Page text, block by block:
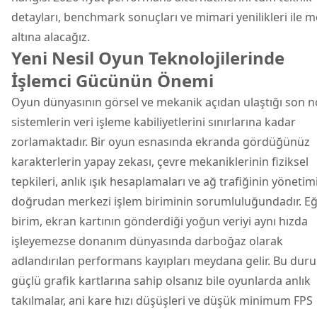
detayları, benchmark sonuçları ve mimari yenilikleri ile
altına alacağız.
Yeni Nesil Oyun Teknolojilerinde
İşlemci Gücünün Önemi
Oyun dünyasının görsel ve mekanik açıdan ulaştığı son
sistemlerin veri işleme kabiliyetlerini sınırlarına kadar
zorlamaktadır. Bir oyun esnasında ekranda gördüğünüz
karakterlerin yapay zekası, çevre mekaniklerinin fiziksel
tepkileri, anlık ışık hesaplamaları ve ağ trafiğinin
doğrudan merkezi işlem biriminin sorumluluğundadır.
birim, ekran kartının gönderdiği yoğun veriyi aynı hızda
işleyemezse donanım dünyasında darboğaz olarak
adlandırılan performans kayıpları meydana gelir. Bu
güçlü grafik kartlarına sahip olsanız bile oyunlarda anlık
takılmalar, ani kare hızı düşüşleri ve düşük minimum FPS